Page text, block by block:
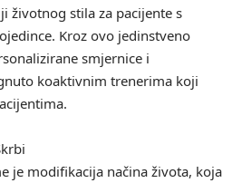
životnog stila za pacijente s
Kroz ovo jedinstveno
smjernice i
koaktivnim trenerima koji
je modifikacija načina života, koja